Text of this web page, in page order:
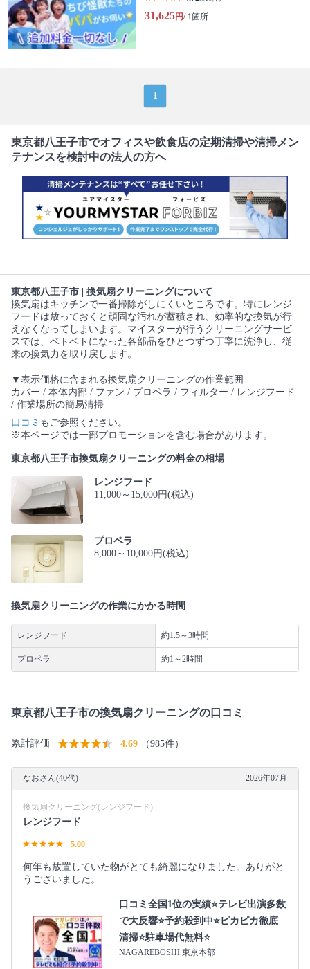
31,625円/ 1箇所
1
東京都八王子市でオフィスや飲食店の定期清掃や清掃メン
テナンスを検討中の法人の方へ
東京都八王子市 | 換気扇クリーニングについて
換気扇はキッチンで一番掃除がしにくいところです。特にレンジ
フードは放っておくと頑固な汚れが蓄積され、効率的な換気が行
えなくなってしまいます。マイスターが行うクリーニングサービ
スでは、ベトベトになった各部品をひとつずつ丁寧に洗浄し、従
来の換気力を取り戻します。
▼表示価格に含まれる換気扇クリーニングの作業範囲
カバー / 本体内部 / ファン / プロペラ / フィルター / レンジフード
/ 作業場所の簡易清掃
口コミ もご参照ください。
※本ページでは一部プロモーションを含む場合があります。
東京都八王子市換気扇クリーニングの料金の相場
レンジフード
11,000～15,000円(税込)
プロペラ
8,000～10,000円(税込)
換気扇クリーニングの作業にかかる時間
レンジフード 約1.5～3時間
プロペラ 約1～2時間
東京都八王子市の換気扇クリーニングの口コミ
累計評価 4.69 （985件）
なおさん(40代) 2026年07月
換気扇クリーニング(レンジフード)
レンジフード
5.00
何年も放置していた物がとても綺麗になりました。ありがと
うございました。
口コミ全国1位の実績⭐テレビ出演多数
で大反響⭐予約殺到中⭐ピカピカ徹底
清掃⭐駐車場代無料⭐
NAGAREBOSHI 東京本部